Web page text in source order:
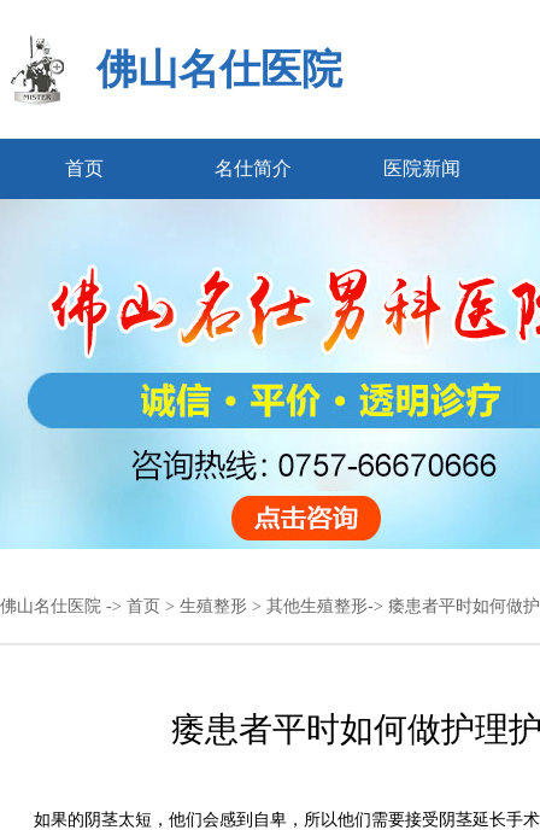
佛山名仕医院
首页 名仕简介 医院新闻
佛山名仕医院 -> 首页 > 生殖整形 > 其他生殖整形-> 痿患者平时如何做
痿患者平时如何做护理
如果的阴茎太短，他们会感到自卑，所以他们需要接受阴茎延长手